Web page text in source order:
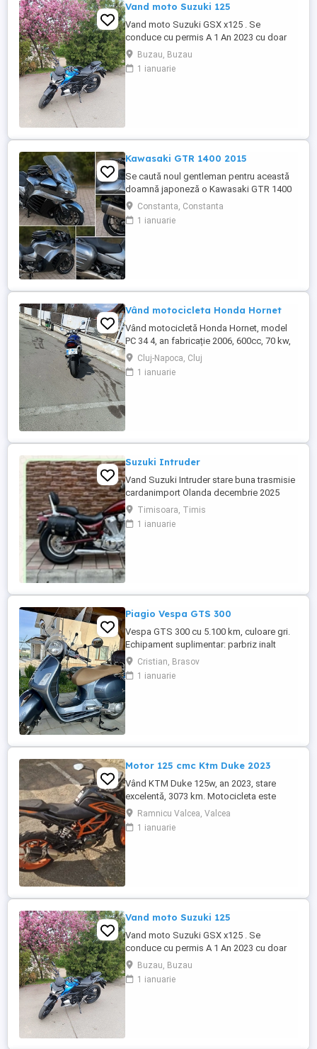
Vand moto Suzuki 125
Vand moto Suzuki GSX x125 . Se
conduce cu permis A 1 An 2023 cu doar
5000km Stare impecabila , fara cazaturi
ITP valabil pana in noiembrie 2027 Revizii
si schimb de ulei in service autorizat
Buzau, Buzau
1 ianuarie
Kawasaki GTR 1400 2015
Se caută noul gentleman pentru această
doamnă japoneză o Kawasaki GTR 1400
care încă întoarce priviri și iubește
kilometrii. A fost răsfățată, întreținută la
timp și tratată cu respect. O dau doar
Constanta, Constanta
1 ianuarie
Vând motocicleta Honda Hornet
Vând motocicletă Honda Hornet, model
PC 34 4, an fabricație 2006, 600cc, 70 kw,
98 cp, inspecție tehnică valabilă până în
august 2027 . Preț 1900 euro
Cluj-Napoca, Cluj
1 ianuarie
Suzuki Intruder
Vand Suzuki Intruder stare buna trasmisie
cardanimport Olanda decembrie 2025
inmatriculat RO IN FEBRUARIE Nu raspund
la mesaje.Schimb cu ATV plus sau minus
diferenta
Timisoara, Timis
1 ianuarie
Piagio Vespa GTS 300
Vespa GTS 300 cu 5.100 km, culoare gri.
Echipament suplimentar: parbriz inalt
Faco (montat 2026), geanta portbagaj
Classic; prelungitor scarite pasager;
suspensie fata Bitubo si frane fata spate
Cristian, Brasov
1 ianuarie
Motor 125 cmc Ktm Duke 2023
Vând KTM Duke 125w, an 2023, stare
excelentă, 3073 km. Motocicleta este
ideală pentru începători sau pentru oraș.
Fără daune, lovituri!
Ramnicu Valcea, Valcea
1 ianuarie
Vand moto Suzuki 125
Vand moto Suzuki GSX x125 . Se
conduce cu permis A 1 An 2023 cu doar
5000km Stare impecabila , fara cazaturi
ITP valabil pana in noiembrie 2027 Revizii
si schimb de ulei in service autorizat
Buzau, Buzau
1 ianuarie